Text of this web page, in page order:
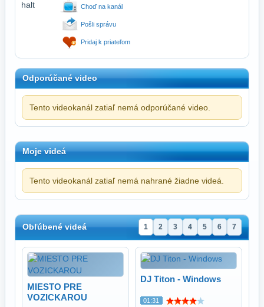
Choď na kanál
Pošli správu
Pridaj k priateľom
Odporúčané video
Tento videokanál zatiaľ nemá odporúčané video.
Moje videá
Tento videokanál zatiaľ nemá nahrané žiadne videá.
Obľúbené videá 1 2 3 4 5 6 7
MIESTO PRE
VOZICKAROU
DJ Titon - Windows
01:31